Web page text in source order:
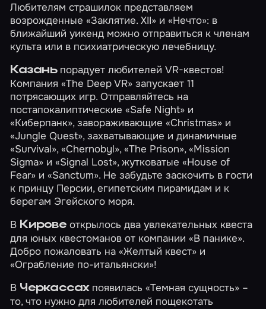
Любителям страшилок представляем
возрожденные«Заклятие. XII» и«Нечто»: в
ближайший уикенд можно отправиться к членам
культа или в психиатрическую лечебницу.
Казаньпорадует любителей VR-квестов!
Компания «The Deep VR» запускает 11
потрясающих игр. Отправляйтесь на
постапокалиптические«Safe Night» и
«Киберпанк», завораживающие«Christmas» и
«Jungle Quest», захватывающие и динамичные
«Survival»,«Chernobyl»,«The Prison»,«Mission
Sigma» и«Signal Lost», жутковатые«House of
Fear» и«Sanctum». Не забудьте заскочить в гости
к принцу Персии, египетским пирамидам и к
берегам Эгейского моря.
В Кировеоткрылось два увлекательных квеста
для юных квестоманов от компании «В панике».
Добро пожаловать на«Желтый квест» и
«Ограбление по-итальянски»!
В Черкассахпоявилась«Темная сущность» –
то, что нужно для любителей пощекотать